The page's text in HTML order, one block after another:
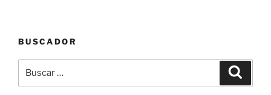
Panamericano
U13
BUSCADOR
por: